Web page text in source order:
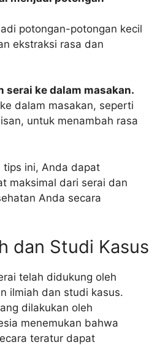
potongan-potongan kecil
ekstraksi rasa dan
serai ke dalam masakan.
dalam masakan, seperti
untuk menambah rasa
tips ini, Anda dapat
maksimal dari serai dan
Anda secara
dan Studi Kasus
telah didukung oleh
ilmiah dan studi kasus.
dilakukan oleh
menemukan bahwa
teratur dapat